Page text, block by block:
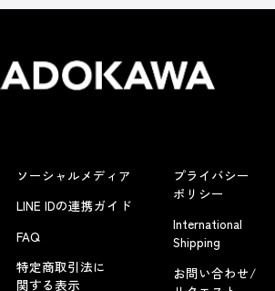
ソーシャルメディア
LINE IDの連携ガイド
FAQ
特定商取引法に
関する表示
プライバシー
ポリシー
International
Shipping
お問い合わせ/